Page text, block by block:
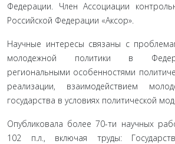
Федерации. Член Ассоциации
Российской Федерации «Аксор».
Научные интересы связаны с
молодежной политики в
региональными особенностями
реализации, взаимодействием
государства в условиях политической
Опубликовала более 70-ти научных
102 п.л., включая труды: